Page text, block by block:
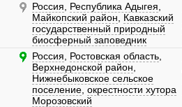
Россия Республика Адыгея
Майкопский район
Кавказский
государственный природный
биосферный заповедник
Россия Ростовская область
Верхнедонской район
Нижнебыковское сельское
поселение окрестности хутора
Морозовский